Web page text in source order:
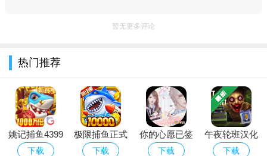
社区生态活跃；强社交设计，轻松结识“蛋搭子”，还有联动活动
暂无更多评论
热门推荐
姚记捕鱼4399
版手机登录版
下载
极限捕鱼正式
版官方下载最
下载
你的心愿已签
收完结版下载
下载
午夜轮班汉化
版下载
下载